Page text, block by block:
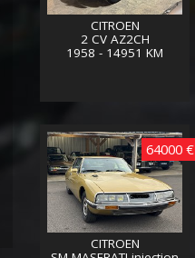
CITROEN
2 CV AZ2CH
1958 - 14951 KM
64000 €
CITROEN